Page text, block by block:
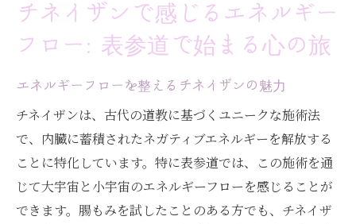
チネイザンで感じるエネルギー
フロー: 表参道で始まる心の旅
エネルギーフローを整えるチネイザンの魅力
チネイザンは、古代の道教に基づくユニークな施術法
で、内臓に蓄積されたネガティブエネルギーを解放する
ことに特化しています。特に表参道では、この施術を通
じて大宇宙と小宇宙のエネルギーフローを感じることが
できます。腸もみを試したことのある方でも、チネイザ